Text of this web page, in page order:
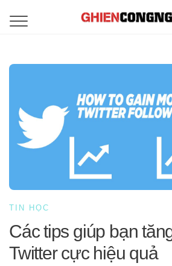
TIN HỌC
Các tips giúp bạn
Twitter cực hiệu quả